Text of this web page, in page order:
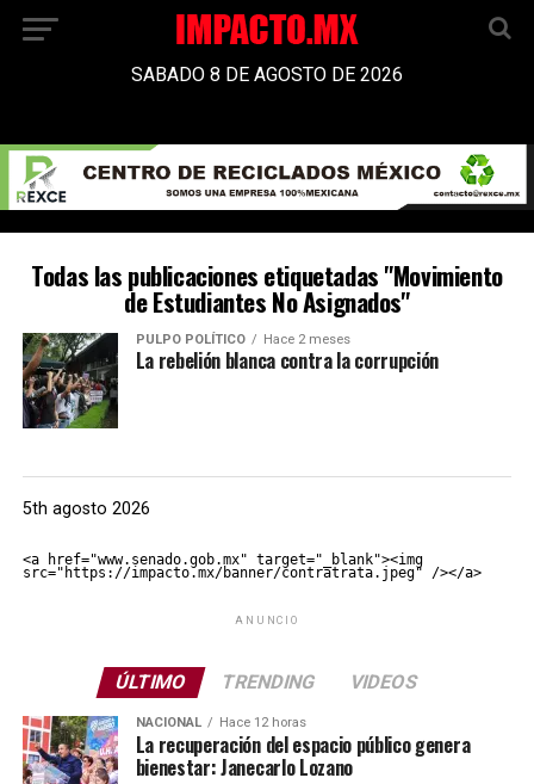
SABADO 8 DE AGOSTO DE 2026
Todas las publicaciones etiquetadas "Movimiento
de Estudiantes No Asignados"
PULPO POLÍTICO Hace 2 meses
La rebelión blanca contra la corrupción
5th agosto 2026
<a href="www.senado.gob.mx" target="_blank"><img
src="https://impacto.mx/banner/contratrata.jpeg" /></a>
ANUNCIO
ÚLTIMO TRENDING VIDEOS
NACIONAL Hace 12 horas
La recuperación del espacio público genera
bienestar: Janecarlo Lozano